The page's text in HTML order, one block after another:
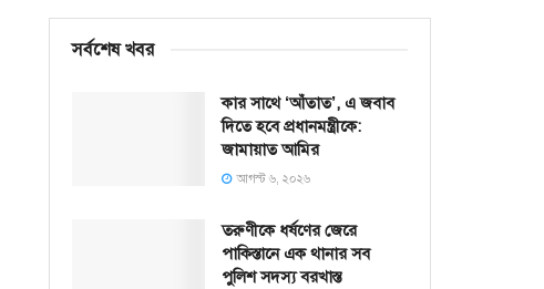
সর্বশেষ খবর
কার সাথে ‘আঁতাত’, এ জবাব
দিতে হবে প্রধানমন্ত্রীকে:
জামায়াত আমির
আগস্ট ৬, ২০২৬
তরুণীকে ধর্ষণের জেরে
পাকিস্তানে এক থানার সব
পুলিশ সদস্য বরখাস্ত